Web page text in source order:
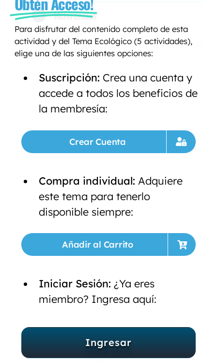
Para disfrutar del contenido completo de esta
actividad y del Tema Ecológico (5 actividades),
elige una de las siguientes opciones:
Suscripción: Crea una cuenta y
accede a todos los beneficios de
la membresía:
Crear Cuenta
Compra individual: Adquiere
este tema para tenerlo
disponible siempre:
Añadir al Carrito
Iniciar Sesión: ¿Ya eres
miembro? Ingresa aquí:
Ingresar